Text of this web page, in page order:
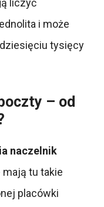
liczyć
i może
tysięcy
– od
naczelnik
tu takie
placówki